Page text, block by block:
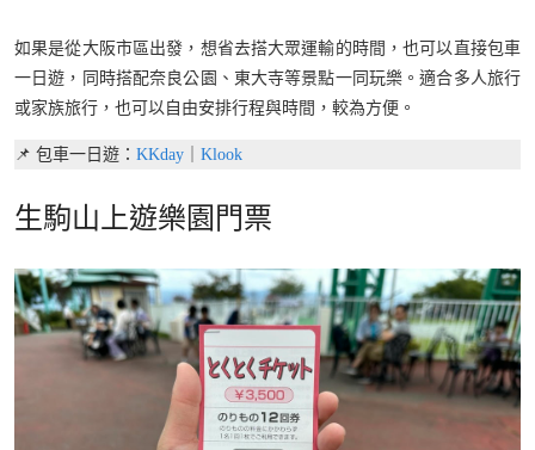
如果是從大阪市區出發，想省去搭大眾運輸的時間，也可以直接包車
一日遊，同時搭配奈良公園、東大寺等景點一同玩樂。適合多人旅行
或家族旅行，也可以自由安排行程與時間，較為方便。
📌 包車一日遊： KKday Klook
生駒山上遊樂園門票